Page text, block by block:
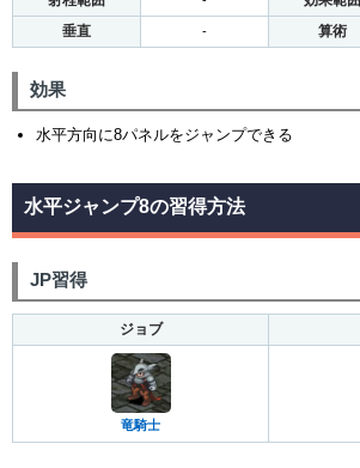
垂直 - 算術
効果
水平方向に8パネルをジャンプできる
水平ジャンプ8の習得方法
JP習得
ジョブ
竜騎士